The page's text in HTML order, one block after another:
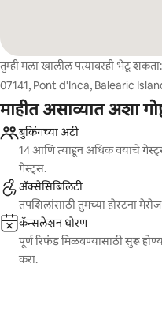
तुम्ही मला खालील पत्त्यावरही भेटू शकता:
07141, Pont d'Inca, Balearic
माहीत असाव्यात अशा
बुकिंगच्या अटी
14 आणि त्याहून अधिक वयाचे
गेस्ट्स.
ॲक्सेसिबिलिटी
तपशिलांसाठी तुमच्या होस्टना
कॅन्सलेशन धोरण
पूर्ण रिफंड मिळवण्यासाठी सुरू
करा.